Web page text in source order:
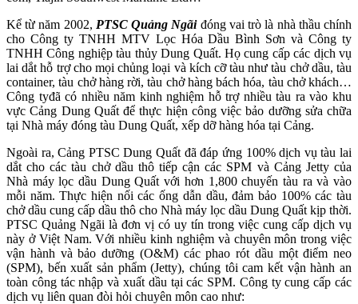
Kể từ năm 2002, PTSC Quảng Ngãiđóng vai trò là nhà thầu chính
cho Công ty TNHH MTV Lọc Hóa Dầu Bình Sơn và Công ty
TNHH Công nghiệp tàu thủy Dung Quất. Họ cung cấp các dịch vụ
lai dắt hỗ trợ cho mọi chủng loại và kích cỡ tàu như tàu chở dầu, tàu
container, tàu chở hàng rời, tàu chở hàng bách hóa, tàu chở khách…
Công tyđã có nhiều năm kinh nghiệm hỗ trợ nhiều tàu ra vào khu
vực Cảng Dung Quất để thực hiện công việc bảo dưỡng sửa chữa
tại Nhà máy đóng tàu Dung Quất, xếp dỡ hàng hóa tại Cảng.
Ngoài ra, Cảng PTSC Dung Quất đã đáp ứng 100% dịch vụ tàu lai
dắt cho các tàu chở dầu thô tiếp cận các SPM và Cảng Jetty của
Nhà máy lọc dầu Dung Quất với hơn 1,800 chuyến tàu ra và vào
mỗi năm. Thực hiện nối các ống dẫn dầu, đảm bảo 100% các tàu
chở dầu cung cấp dầu thô cho Nhà máy lọc dầu Dung Quất kịp thời.
PTSC Quảng Ngãi là đơn vị có uy tín trong việc cung cấp dịch vụ
này ở Việt Nam. Với nhiều kinh nghiệm và chuyên môn trong việc
vận hành và bảo dưỡng (O&M) các phao rót dầu một điểm neo
(SPM), bến xuất sản phẩm (Jetty), chúng tôi cam kết vận hành an
toàn công tác nhập và xuất dầu tại các SPM. Công ty cung cấp các
dịch vụ liên quan đòi hỏi chuyên môn cao như: